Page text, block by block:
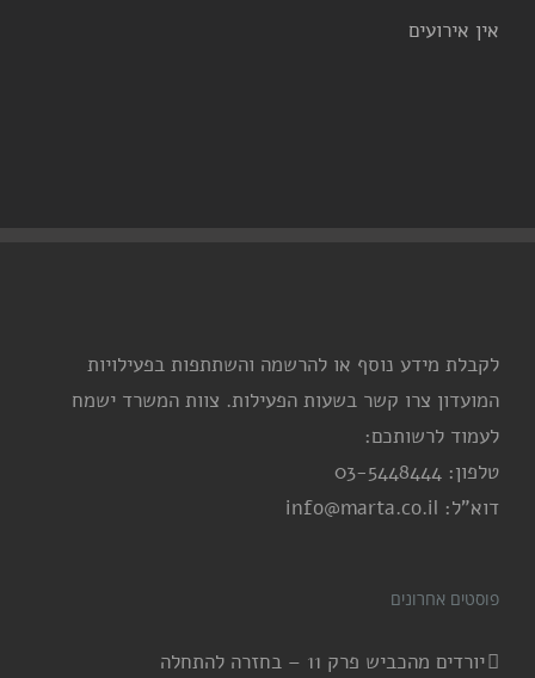
אין אירועים
לקבלת מידע נוסף או להרשמה והשתתפות בפעילויות
המועדון צרו קשר בשעות הפעילות. צוות המשרד ישמח
לעמוד לרשותכם:
טלפון: 03-5448444
דוא"ל: info@marta.co.il
פוסטים אחרונים
יורדים מהכביש פרק 11 – בחזרה להתחלה